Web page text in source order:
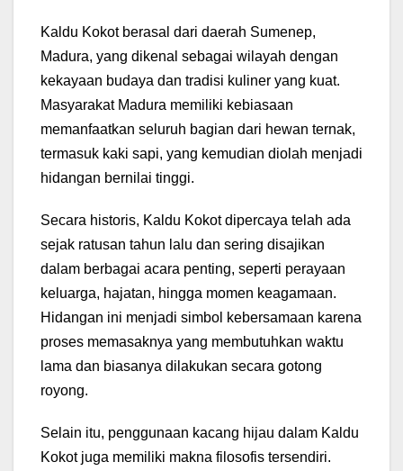
Kaldu Kokot berasal dari daerah Sumenep,
Madura, yang dikenal sebagai wilayah dengan
kekayaan budaya dan tradisi kuliner yang kuat.
Masyarakat Madura memiliki kebiasaan
memanfaatkan seluruh bagian dari hewan ternak,
termasuk kaki sapi, yang kemudian diolah menjadi
hidangan bernilai tinggi.
Secara historis, Kaldu Kokot dipercaya telah ada
sejak ratusan tahun lalu dan sering disajikan
dalam berbagai acara penting, seperti perayaan
keluarga, hajatan, hingga momen keagamaan.
Hidangan ini menjadi simbol kebersamaan karena
proses memasaknya yang membutuhkan waktu
lama dan biasanya dilakukan secara gotong
royong.
Selain itu, penggunaan kacang hijau dalam Kaldu
Kokot juga memiliki makna filosofis tersendiri.